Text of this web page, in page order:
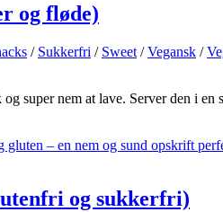
og fløde)
/ Sukkerfri / Sweet /Vegansk /
super nem at lave. Server den i
og sukkerfri)